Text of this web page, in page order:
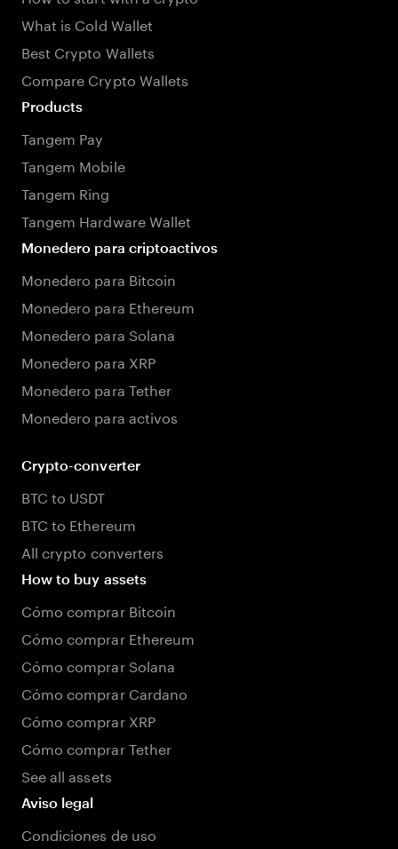
What is Cold Wallet
Best Crypto Wallets
Compare Crypto Wallets
Products
Tangem Pay
Tangem Mobile
Tangem Ring
Tangem Hardware Wallet
Monedero para criptoactivos
Monedero para Bitcoin
Monedero para Ethereum
Monedero para Solana
Monedero para XRP
Monedero para Tether
Monedero para activos
Crypto-converter
BTC to USDT
BTC to Ethereum
All crypto converters
How to buy assets
Cómo comprar Bitcoin
Cómo comprar Ethereum
Cómo comprar Solana
Cómo comprar Cardano
Cómo comprar XRP
Cómo comprar Tether
See all assets
Aviso legal
Condiciones de uso